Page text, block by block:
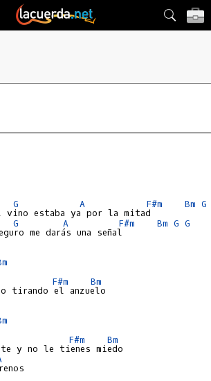
G A F#m Bm G
vino estaba ya por la mitad
G A F#m Bm G G
me darás una señal
F#m
Bm
tirando el anzuelo
F#m
Bm
y no le tienes miedo